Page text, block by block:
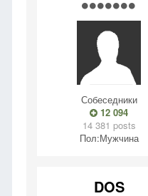
Собеседники
12 094
14 381 posts
Пол:Мужчина
DOS